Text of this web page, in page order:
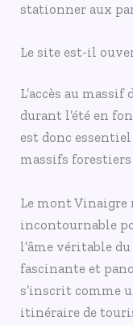
stationner aux
Le site est-il
L’accès au
durant l’été en
est donc essentiel
massifs
Le mont Vinaigre
incontournable
l’âme véritable
fascinante et
s’inscrit comme
itinéraire de